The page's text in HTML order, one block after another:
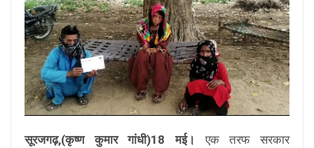
सूरजगढ़,(कृष्ण कुमार गांधी)18 मई। एक तरफ सरकार